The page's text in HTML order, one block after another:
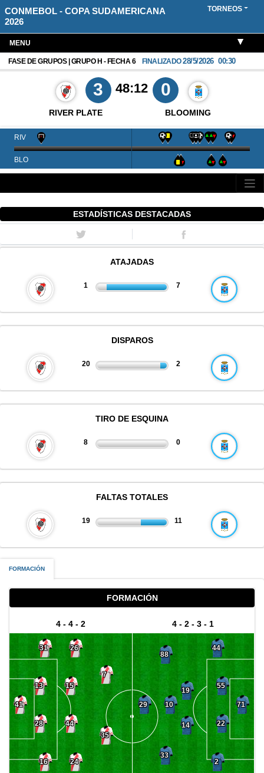
CONMEBOL - COPA SUDAMERICANA
2026
TORNEOS
MENU
FASE DE GRUPOS | GRUPO H - FECHA 6 FINALIZADO28/5/2026 00:30
RIVER PLATE
3 48:12 0
BLOOMING
RIV
BLO
ESTADÍSTICAS DESTACADAS
ATAJADAS
1 7
DISPAROS
20 2
TIRO DE ESQUINA
8 0
FALTAS TOTALES
19 11
FORMACIÓN
FORMACIÓN
4 - 4 - 2
41
31
13
28
16
26
15
44
24
7
35
4 - 2 - 3 - 1
71
44
55
22
2
19
14
88
10
33
29